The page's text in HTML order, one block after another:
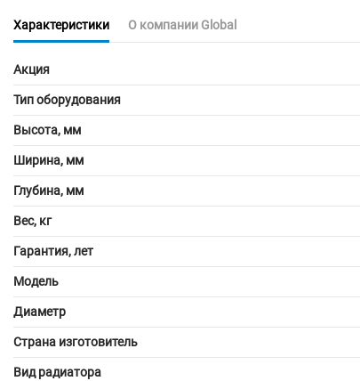
Характеристики О компании Global
Акция
Тип оборудования
Высота, мм
Ширина, мм
Глубина, мм
Вес, кг
Гарантия, лет
Модель
Диаметр
Страна изготовитель
Вид радиатора